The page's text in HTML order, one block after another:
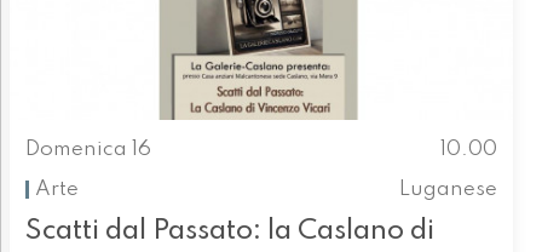
Domenica 16
10.00
Arte
Luganese
Scatti dal Passato: la Caslano di